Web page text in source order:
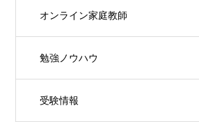
オンライン家庭教師
勉強ノウハウ
受験情報